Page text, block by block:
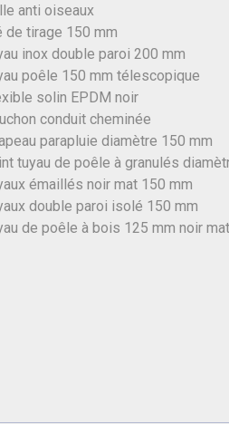
anti oiseaux
de tirage 150 mm
inox double paroi 200 mm
poêle 150 mm télescopique
solin EPDM noir
conduit cheminée
parapluie diamètre 150 mm
tuyau de poêle à granulés
émaillés noir mat 150 mm
double paroi isolé 150 mm
de poêle à bois 125 mm noir mat